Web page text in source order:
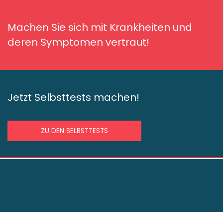
Machen Sie sich mit Krankheiten und
deren Symptomen vertraut!
Jetzt Selbsttests machen!
ZU DEN SELBSTTESTS